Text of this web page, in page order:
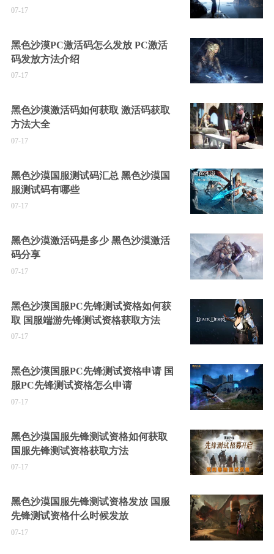
07-17
黑色沙漠PC激活码怎么发放 PC激活
码发放方法介绍
07-17
黑色沙漠激活码如何获取 激活码获取
方法大全
07-17
黑色沙漠国服测试码汇总 黑色沙漠国
服测试码有哪些
07-17
黑色沙漠激活码是多少 黑色沙漠激活
码分享
07-17
黑色沙漠国服PC先锋测试资格如何获
取 国服端游先锋测试资格获取方法
07-17
黑色沙漠国服PC先锋测试资格申请 国
服PC先锋测试资格怎么申请
07-17
黑色沙漠国服先锋测试资格如何获取
国服先锋测试资格获取方法
07-17
黑色沙漠国服先锋测试资格发放 国服
先锋测试资格什么时候发放
07-17